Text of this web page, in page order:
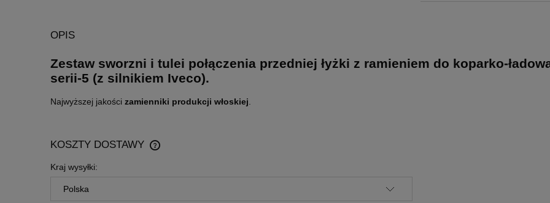
OPIS
Zestaw sworzni i tulei połączenia przedniej łyżki z ramieniem do koparko-
serii-5 (z silnikiem Iveco).
Najwyższej jakości zamienniki produkcji włoskiej.
KOSZTY DOSTAWY
Kraj wysyłki: